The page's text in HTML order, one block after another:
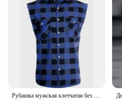
Рубашка мужская клетчатая без рукавов, крутая пляжная блузка в стиле барокко, на пуговицах, с коротким рукавом и принтом, Повседневная модная